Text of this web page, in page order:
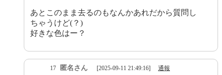
あとこのまま去るのもなんかあれだから質問し
ちゃうけど(？)
好きな色はー？
17 匿名さん [2025-09-11 21:49:16] 通報